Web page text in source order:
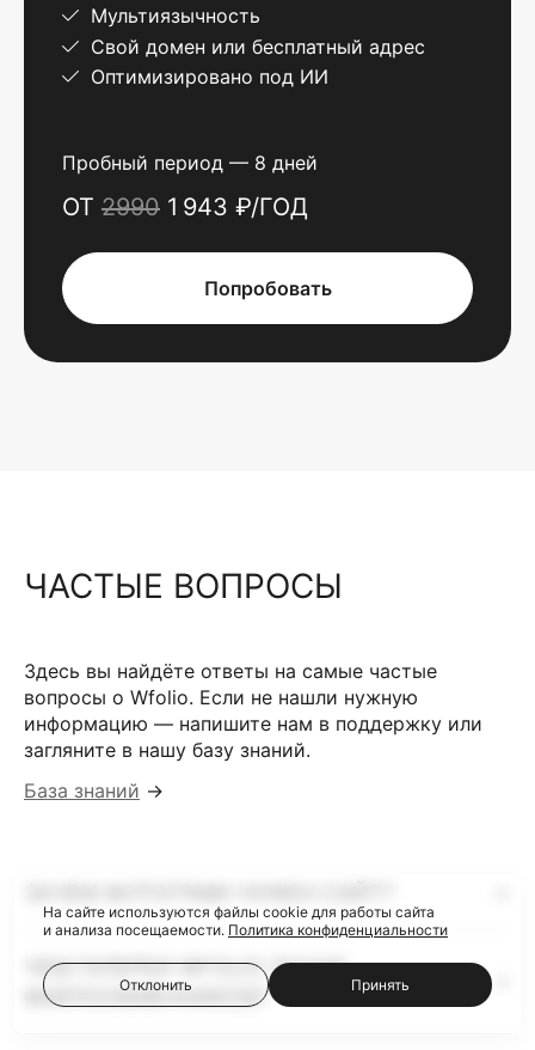
Мультиязычность
Свой домен или бесплатный адрес
Оптимизировано под ИИ
Пробный период — 8 дней
ОТ 2990 1 943 ₽/ГОД
Попробовать
ЧАСТЫЕ ВОПРОСЫ
Здесь вы найдёте ответы на самые частые
вопросы о Wfolio. Если не нашли нужную
информацию — напишите нам в поддержку или
загляните в нашу базу знаний.
База знаний →
ЧЕМ ГАЛЕРЕИ WFOLIO ЛУЧШЕ
ФАЙЛООБМЕННИКОВ?
На сайте используются файлы cookie для работы сайта
и анализа посещаемости. Политика конфиденциальности
Отклонить Принять